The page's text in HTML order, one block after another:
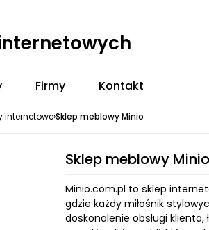
Firmy Kontakt
internetowe›Sklep meblowy Minio
Sklep meblowy Minio
Minio.com.pl to sklep
gdzie każdy miłośnik
doskonalenie obsługi